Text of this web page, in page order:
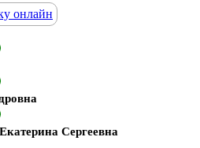
Сергеевна